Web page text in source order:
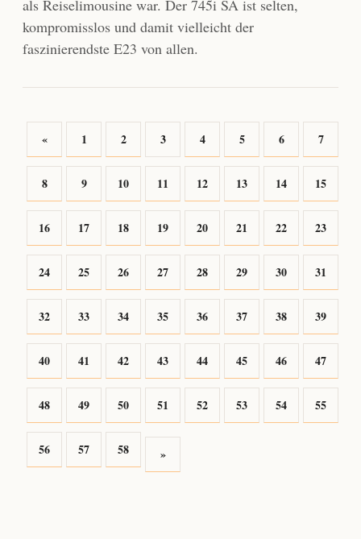
als Reiselimousine war. Der 745i SA ist selten,
kompromisslos und damit vielleicht der
faszinierendste E23 von allen.
« 1 2 3 4 5 6 7
8 9 10 11 12 13 14 15
16 17 18 19 20 21 22 23
24 25 26 27 28 29 30 31
32 33 34 35 36 37 38 39
40 41 42 43 44 45 46 47
48 49 50 51 52 53 54 55
56 57 58 »